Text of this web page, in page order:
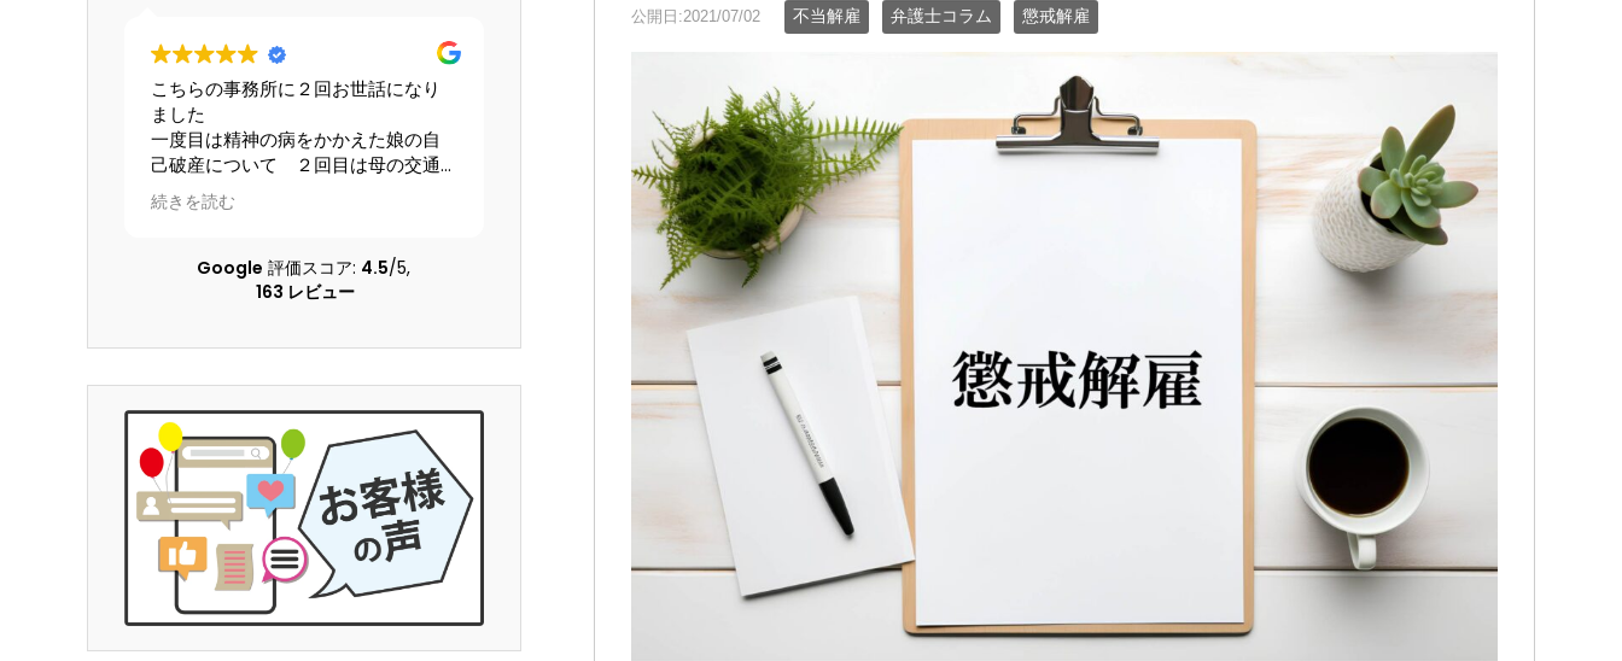
公開日:2021/07/02 不当解雇 弁護士コラム 懲戒解雇
こちらの事務所に２回お世話になり
一度目は精神の病をかかえた娘の自
己破産について ２回目は母の交通
事故の賠償請求について こちらの
状況を理解してくださる配慮のある
した 大変な問題を精神的負担も軽
くしていただき乗り越えることがで
続きを読む
離婚及び婚姻費用、養育費、不倫な
どについて、女性の為にテクニッ
ク、個人的感想を参考にと書きま
す。大宮駅前から少し歩いた大きな
ビルの13階にあります。事務な受付担
当はとても良いです。自分の担当を
してもらった弁護士さんは、平栗弁
護士です。LINEのレスポンスは良いで
すが、沢山掛け持ちしているのでLINE
の返信の言葉が冷たいです。しか
し、調停になると人が変わった様に
別人になります。あまり機嫌悪そう
なら、ヤオコーの安いかりん糖か、
栄養ドリンク1本あげれば優しくなり
ます！！そして、夫の不倫、不定行
為については、証拠のハードルが高
いのできちんと用意もしくは、
YouTubeで｢ダンベルHERO｣を見る
とわかりやすいです。感情論は有効
ではなく完全なる証拠一択と、弁護
士の力量によると思います。ですの
で文章で端的に経緯をまとめ持参し
交通事故の件で遠藤さんにお世話に
なりました。丁寧かつ迅速に対応し
ていただき、安心してお任せできま
した。LINEで気軽に連絡が取れるのも
便利でした。ありがとうございまし
た。
続きを読む
談交渉で申先生、遠藤先生に大変お
世話になりました。
夫は高所から転落したため脳の損傷
が激しく、理解力が低下している事
から、会社側は
成年後見人を立てる様要求してきま
したが、私はこの制度がどうも納得
出来ずご相談しました。
年後見人を立てる必要はない」と判
断して下さり、渋る会社側とも粘り
強く交渉して下さり、損害賠償金も
会社側の提示よりも大幅に上乗せし
ていただきました。
申先生、遠藤先生には本当に感謝し
労災でお困りの方にはぜひ
グリーンリーフ法律事務所をお勧め
Google 評価スコア: 4.5/5,
163 レビュー